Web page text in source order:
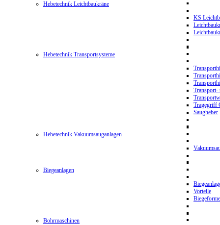
Hebetechnik Leichtbaukräne
KS
Hebetechnik Transportsysteme
Transport-
Tragegriff
Saugheber
Hebetechnik Vakuumsauganlagen
Biegeanlagen
Vorteile
Bohrmaschinen